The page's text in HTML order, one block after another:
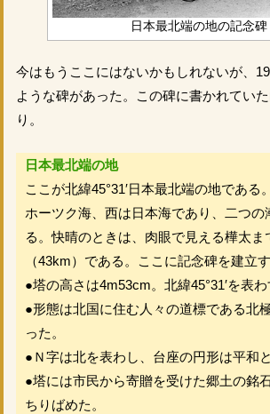
日本最北端の地の記念碑
今はもうここにはないかもしれないが、
ような碑があった。この碑に書かれてい
り。
日本最北端の地
ここが北緯45°31′日本最北端の地である
ホーツク海、西は日本海であり、二つの
る。快晴のときは、肉眼で見える樺太ま
（43km）である。ここに記念碑を建立す
●塔の高さは4m53cm。北緯45°31′を表わ
●形態は北国に住む人々の道標である北
った。
●Ｎ字は北を表わし、台座の円形は平和
●塔には市民から寄贈を受けた郷土の銘
ちりばめた。